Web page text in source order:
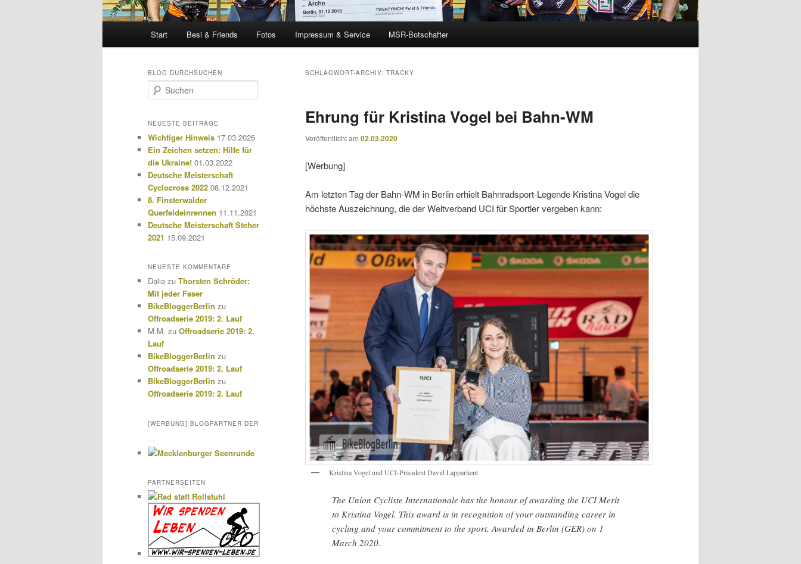
Start Besi & Friends Fotos Impressum & Service MSR-Botschafter
SCHLAGWORT-ARCHIV: TRACKY
Ehrung für Kristina Vogel bei Bahn-WM
Veröffentlicht am 02.03.2020
[Werbung]
Am letzten Tag der Bahn-WM in Berlin erhielt Bahnradsport-Legende Kristina Vogel die
höchste Auszeichnung, die der Weltverband UCI für Sportler vergeben kann:
Kristina Vogel und UCI-Präsident David Lappartient
The Union Cycliste Internationale has the honour of awarding the UCI Merit
to Kristina Vogel. This award is in recognition of your outstanding career in
cycling and your commitment to the sport. Awarded in Berlin (GER) on 1
March 2020.
BLOG DURCHSUCHEN
u
h
n
NEUESTE BEITRÄGE
Wichtiger Hinweis 17.03.2026
Ein Zeichen setzen: Hilfe für
die Ukraine! 01.03.2022
Deutsche Meisterschaft
Cyclocross 2022 08.12.2021
8. Finsterwalder
Querfeldeinrennen 11.11.2021
Deutsche Meisterschaft Steher
2021 15.09.2021
NEUESTE KOMMENTARE
Dalia zu Thorsten Schröder:
Mit jeder Faser
BikeBloggerBerlin zu
Offroadserie 2019: 2. Lauf
M.M. zu Offroadserie 2019: 2.
Lauf
BikeBloggerBerlin zu
Offroadserie 2019: 2. Lauf
BikeBloggerBerlin zu
Offroadserie 2019: 2. Lauf
[WERBUNG] BLOGPARTNER DER
PARTNERSEITEN